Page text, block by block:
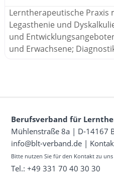
Lerntherapeutische Praxis
Legasthenie und
und
und Erwachsene;
Berufsverband für
Mühlenstraße 8a | D-14167
info@blt-verband.de|
Bitte nutzen Sie für den Kontakt zu
Tel.: +49 331 70 40 30 30